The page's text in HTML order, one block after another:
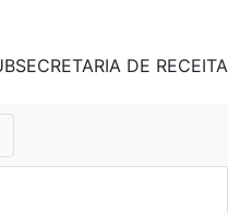
DE RECEITA